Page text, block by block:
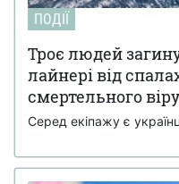
ПОДІЇ
Троє людей
лайнері від
смертельного
Серед екіпажу є